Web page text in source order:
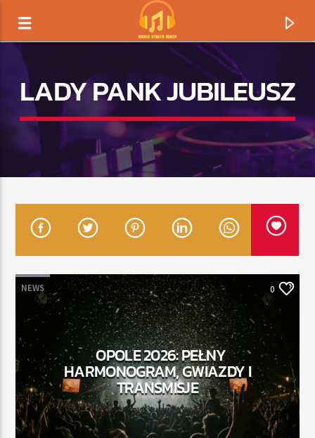
TYTUŁ
ARTYSTA
TERAZ
RADIO STREFA MUZY
00:00 24:00
LADY PANK JUBILEUSZ
NEWS 0
OPOLE 2026: PEŁNY
HARMONOGRAM, GWIAZDY I
TRANSMISJE